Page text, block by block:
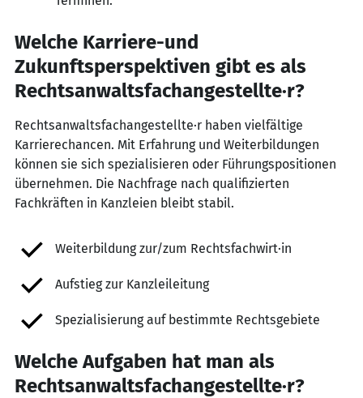
Welche Karriere-und
Zukunftsperspektiven gibt es als
Rechtsanwaltsfachangestellte·r?
Rechtsanwaltsfachangestellte·r haben vielfältige
Karrierechancen. Mit Erfahrung und Weiterbildungen
können sie sich spezialisieren oder Führungspositionen
übernehmen. Die Nachfrage nach qualifizierten
Fachkräften in Kanzleien bleibt stabil.
Weiterbildung zur/zum Rechtsfachwirt·in
Aufstieg zur Kanzleileitung
Spezialisierung auf bestimmte Rechtsgebiete
Welche Aufgaben hat man als
Rechtsanwaltsfachangestellte·r?